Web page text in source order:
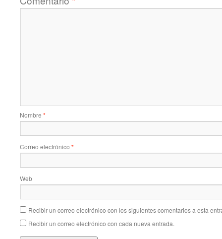
Nombre *
Correo electrónico *
Web
Recibir un correo electrónico con los siguientes comentarios a esta
Recibir un correo electrónico con cada nueva entrada.